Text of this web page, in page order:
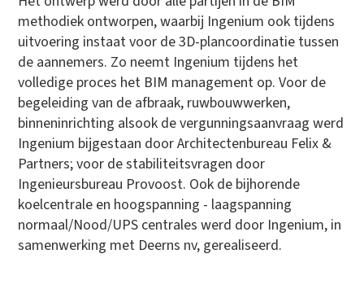
methodiek ontworpen, waarbij Ingenium ook tijdens
uitvoering instaat voor de 3D-plancoordinatie tussen
de aannemers. Zo neemt Ingenium tijdens het
volledige proces het BIM management op. Voor de
begeleiding van de afbraak, ruwbouwwerken,
binneninrichting alsook de vergunningsaanvraag werd
Ingenium bijgestaan door Architectenbureau Felix &
Partners; voor de stabiliteitsvragen door
Ingenieursbureau Provoost. Ook de bijhorende
koelcentrale en hoogspanning - laagspanning
normaal/Nood/UPS centrales werd door Ingenium, in
samenwerking met Deerns nv, gerealiseerd.